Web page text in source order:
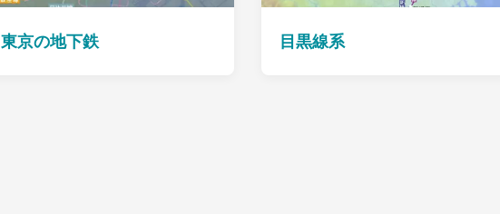
東京の地下鉄 目黒線系